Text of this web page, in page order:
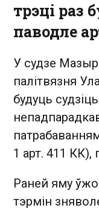
трэці раз
паводле
У судзе
палітвязня
будуць
1 арт. 411 КК),
Раней яму
тэрмін